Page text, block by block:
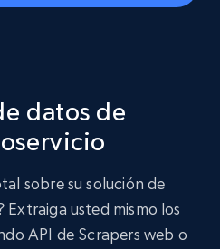
datos de
sobre su solución de
Extraiga usted mismo los
API de Scrapers web o